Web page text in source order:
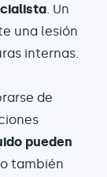
. Un
una lesión
internas.
de
pueden
también